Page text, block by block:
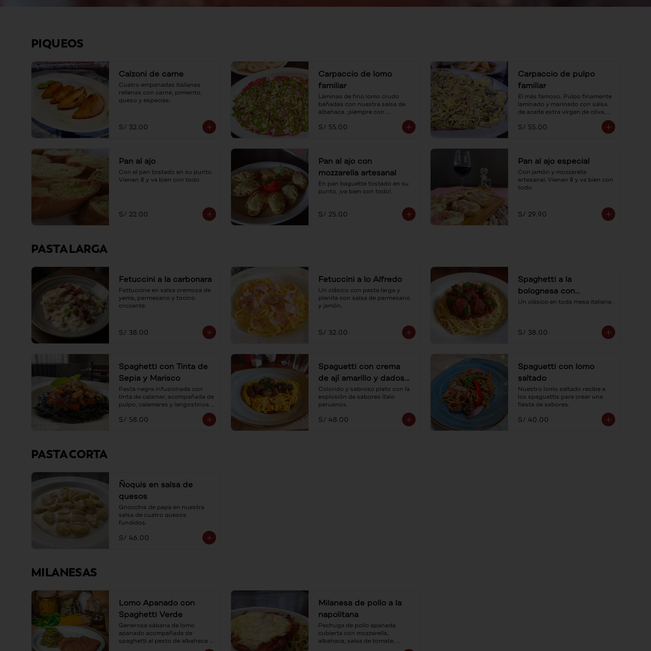
PIQUEOS
Calzoni de carne
Cuatro empanadas italianas
rellenas con carne, pimiento,
queso y especias.
S/ 32.00
Carpaccio de lomo
familiar
Láminas de fino lomo crudo
bañadas con nuestra salsa de
albahaca. ¡siempre con
S/ 55.00
Carpaccio de pulpo
familiar
El más famoso. Pulpo finamente
laminado y marinado con salsa
de aceite extra virgen de oliva,
alcaparras y sus tostaditas! Para
compartir.
S/ 55.00
Pan al ajo
Con el pan tostado en su punto.
Vienen 8 y va bien con todo.
S/ 22.00
Pan al ajo con
mozzarella artesanal
En pan baguette tostado en su
punto. ¡va bien con todo!.
S/ 25.00
Pan al ajo especial
Con jamón y mozzarella
artesanal. Vienen 8 y va bien con
todo.
S/ 29.90
PASTA LARGA
Fetuccini a la carbonara
Fettuccine en salsa cremosa de
yema, parmesano y tocino
crocante.
S/ 38.00
Fetuccini a lo Alfredo
Un clásico con pasta larga y
planita con salsa de parmesano
y jamón.
S/ 32.00
Spaghetti a la
bolognesa con
albóndigas
Un clásico en toda mesa italiana.
S/ 38.00
Spaghetti con Tinta de
Sepia y Marisco
Pasta negra infusionada con
tinta de calamar, acompañada de
pulpo, calamares y langostinos
S/ 58.00
Spaguetti con crema
de ají amarillo y dados
de lomo
Colorido y sabroso plato con la
explosión de sabores ítalo
peruanos.
S/ 48.00
Spaguetti con lomo
saltado
Nuestro lomo saltado recibe a
los spaguettis para crear una
fiesta de sabores.
S/ 40.00
PASTA CORTA
Ñoquis en salsa de
quesos
Gnocchis de papa en nuestra
salsa de cuatro quesos
fundidos.
S/ 46.00
MILANESAS
Lomo Apanado con
Spaghetti Verde
Generosa sábana de lomo
apanado acompañada de
spaghetti al pesto de albahaca y
Milanesa de pollo a la
napolitana
Pechuga de pollo apanada
cubierta con mozzarella,
albahaca, salsa de tomate,
acompañada de spaguetti al ajo